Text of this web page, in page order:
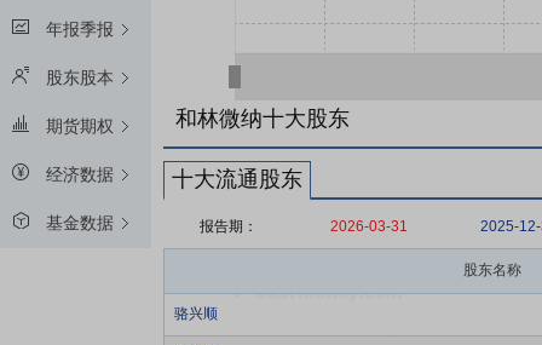
年报季报
股东股本
期货期权
经济数据
基金数据
和林微纳十大股东
十大流通股东
报告期： 2026-03-31 2025-
股东名称
骆兴顺